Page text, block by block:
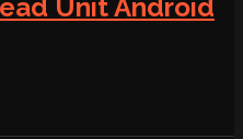
Unit Android